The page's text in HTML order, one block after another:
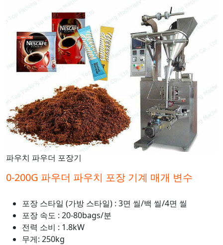
파우치 파우더 포장기
0-200G 파우더 파우치 포장 기계 매개 변수
포장 스타일 (가방 스타일) : 3면 씰/백 씰/4면 씰
포장 속도 : 20-80bags/분
전력 소비 : 1.8kW
무게: 250kg